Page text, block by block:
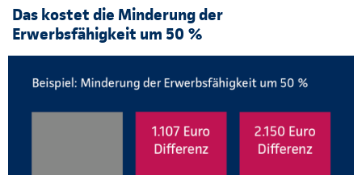
Das kostet die Minderung der
Erwerbsfähigkeit um 50 %